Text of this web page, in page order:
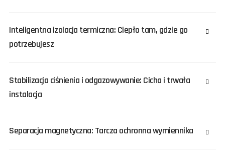
Inteligentna izolacja termiczna: Ciepło tam, gdzie go
potrzebujesz
Stabilizacja ciśnienia i odgazowywanie: Cicha i trwała
instalacja
Separacja magnetyczna: Tarcza ochronna wymiennika